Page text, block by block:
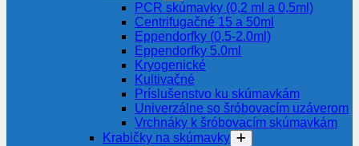
PCR skúmavky (0,2 ml a 0,5ml)
Centrifugačné 15 a 50ml
Eppendorfky (0,5-2.0ml)
Eppendorfky 5.0ml
Kryogenické
Kultivačné
Príslušenstvo ku skúmavkám
Univerzálne so šróbovacím uzáverom
Vrchnáky k šróbovacím skúmavkám
Krabičky na skúmavky